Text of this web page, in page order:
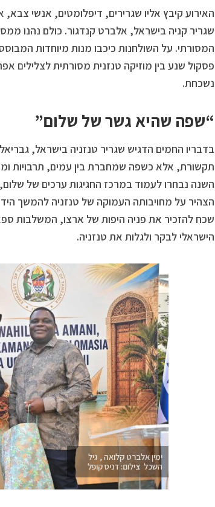
האירוע קיבץ אליו שגרירים, דיפלומטים, אנשי
שגריר קניה בישראל, אלברט קנדגור. כולם נהנו
המסורתי. על השולחנות כיכבו מנות מיוחדות
פסקול שנע בין מוזיקה טנזנית מסורתית לצלילים
נשכחת.
“שפה שהיא גשר של שלום”
בדבריו החמים הדגיש שגריר טנזניה בישראל,
תקשורת, אלא כשפה שמחברת בין עמים, תרבויות
השנה נבחרו לעמוד במרכז החגיגות ערכים של
הצהיר על מחויבותה העמוקה של טנזניה להמשך
שכח להזכיר את פניה היפות של ארצו, המשלבות
הישראלי לבקר ולגלות את טנזניה.
ימין אלברט קלואה , גיל
השכל צילום: דניס קופל